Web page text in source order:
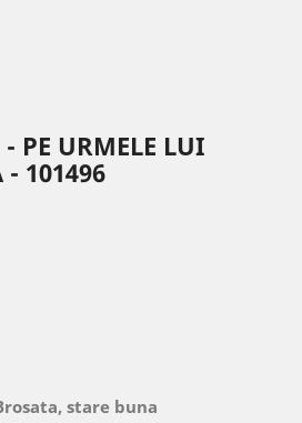
PE URMELE LUI
- 101496
stare buna